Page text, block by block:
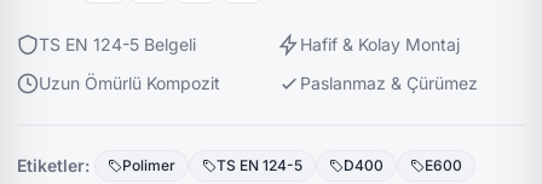
TS EN 124-5 Belgeli
Hafif & Kolay Montaj
Uzun Ömürlü Kompozit
Paslanmaz & Çürümez
Etiketler: Polimer TS EN 124-5 D400 E600